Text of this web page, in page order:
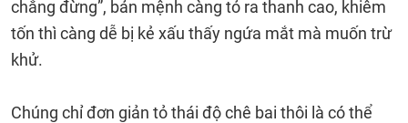
chẳng đừng”, bản mệnh càng tỏ ra thanh cao, khiêm
tốn thì càng dễ bị kẻ xấu thấy ngứa mắt mà muốn trừ
khử.
Chúng chỉ đơn giản tỏ thái độ chê bai thôi là có thể